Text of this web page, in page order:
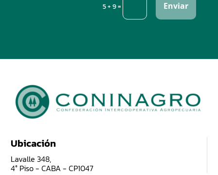
5 + 9= Enviar
Ubicación
Lavalle 348,
4° Piso - CABA - CP1047